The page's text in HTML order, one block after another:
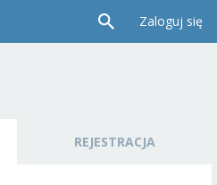
Zaloguj się
REJESTRACJA